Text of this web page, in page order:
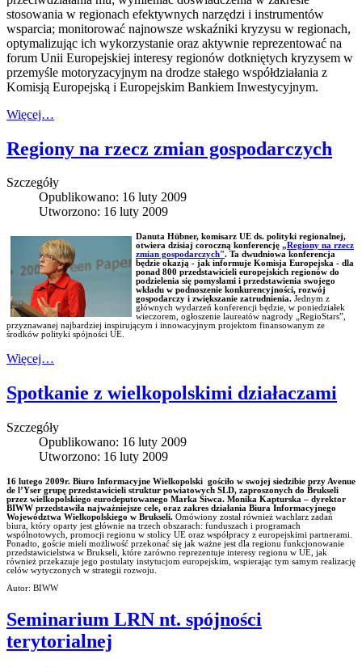
stosowania w regionach efektywnych narzędzi i instrumentów
wsparcia; monitorować najnowsze wskaźniki kryzysu w regionach,
optymalizując ich wykorzystanie oraz aktywnie reprezentować na
forum Unii Europejskiej interesy regionów dotkniętych kryzysem w
przemyśle motoryzacyjnym na drodze stałego współdziałania z
Komisją Europejską i Europejskim Bankiem Inwestycyjnym.
Więcej…
Regiony na rzecz zmian gospodarczych
Szczegóły
Opublikowano: 16 luty 2009
Utworzono: 16 luty 2009
Danuta Hübner, komisarz UE ds. polityki regionalnej,
otwiera dzisiaj coroczną konferencję „Regiony na rzecz
zmian gospodarczych". Ta dwudniowa konferencja
będzie okazją - jak informuje Komisja Europejska - dla
ponad 800 przedstawicieli europejskich regionów do
podzielenia się pomysłami i przedstawienia swojego
wkładu w podnoszenie konkurencyjności, rozwój
gospodarczy i zwiększanie zatrudnienia. Jednym z
głównych wydarzeń konferencji będzie, w poniedziałek
wieczorem, ogłoszenie laureatów nagrody „RegioStars”,
przyznawanej najbardziej inspirującym i innowacyjnym projektom finansowanym ze
środków polityki spójności UE.
Więcej…
Spotkanie z wielkopolskimi działaczami
Szczegóły
Opublikowano: 16 luty 2009
Utworzono: 16 luty 2009
16 lutego 2009r. Biuro Informacyjne Wielkopolski gościło w swojej siedzibie przy Avenue
de l’Yser grupę przedstawicieli struktur powiatowych SLD, zaproszonych do Brukseli
przez wielkopolskiego eurodeputowanego Marka Siwca. Monika Kapturska – dyrektor
BIWW przedstawiła najważniejsze cele, oraz zakres działania Biura Informacyjnego
Województwa Wielkopolskiego w Brukseli. Omówiony został również wachlarz zadań
biura, który oparty jest głównie na trzech obszarach: funduszach i programach
wspólnotowych, promocji regionu w stolicy UE oraz współpracy z europejskimi partnerami.
Ponadto, goście mieli możliwość przekonać się jak ważne jest dla regionu funkcjonowanie
przedstawicielstwa w Brukseli, które zarówno reprezentuje interesy regionu w UE, jak
również przekazuje jego postulaty instytucjom europejskim, wspierając tym samym realizację
celów wytyczonych w strategii rozwoju.
Autor: BIWW
Seminarium LRN nt. spójności
terytorialnej